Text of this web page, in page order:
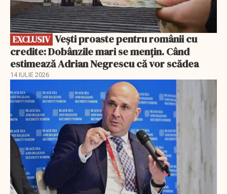
EXCLUSIV
credite: Dobânzile mari se mențin. Când
estimează Adrian Negrescu că vor scădea
14 IULIE 2026